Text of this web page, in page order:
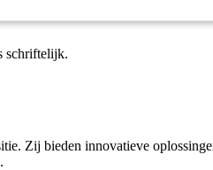
schriftelijk.
Zij bieden innovatieve